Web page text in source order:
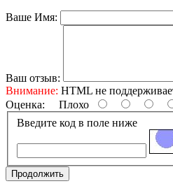
Ваше Имя:
Ваш отзыв:
Внимание: HTML не
Оценка: Плохо
Введите код в поле ниже
Продолжить